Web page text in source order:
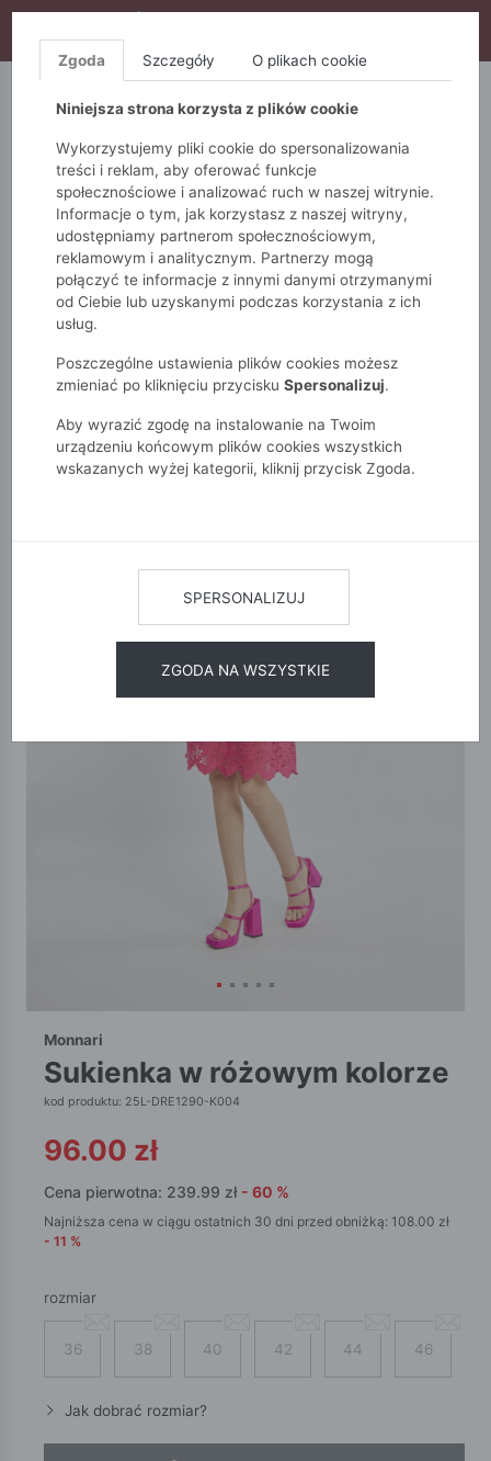
S10), DODATKOWE 15% ZA 3SZT (KOD: S15)
5.10.15. QUIOSQUE
Monnari Zobacz wszystko
Sukienki i kombinezony
Na co dzień
Monnari
sukienka w różowym kolorze
kod produktu: 25L-DRE1290-K004
96.00 zł
Cena pierwotna: 239.99 zł - 60 %
Najniższa cena w ciągu ostatnich 30 dni przed obniżką: 108.00 zł
- 11 %
rozmiar
36 38 40 42 44 46
Jak dobrać rozmiar?
Zgoda Szczegóły O plikach cookie
Niniejsza strona korzysta z plików cookie
Wykorzystujemy pliki cookie do spersonalizowania
treści i reklam, aby oferować funkcje
społecznościowe i analizować ruch w naszej witrynie.
Informacje o tym, jak korzystasz z naszej witryny,
udostępniamy partnerom społecznościowym,
reklamowym i analitycznym. Partnerzy mogą
połączyć te informacje z innymi danymi otrzymanymi
od Ciebie lub uzyskanymi podczas korzystania z ich
usług.
Poszczególne ustawienia plików cookies możesz
zmieniać po kliknięciu przycisku Spersonalizuj.
Aby wyrazić zgodę na instalowanie na Twoim
urządzeniu końcowym plików cookies wszystkich
wskazanych wyżej kategorii, kliknij przycisk Zgoda.
SPERSONALIZUJ
ZGODA NA WSZYSTKIE